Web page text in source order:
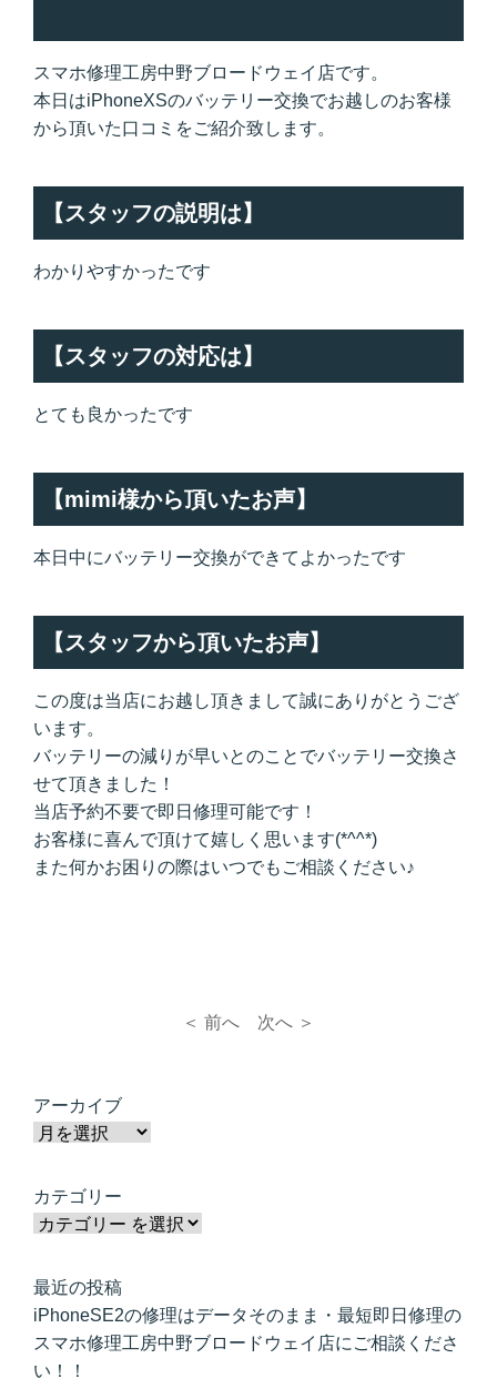
スマホ修理工房中野ブロードウェイ店です。
本日はiPhoneXSのバッテリー交換でお越しのお客様
から頂いた口コミをご紹介致します。
【スタッフの説明は】
わかりやすかったです
【スタッフの対応は】
とても良かったです
【mimi様から頂いたお声】
本日中にバッテリー交換ができてよかったです
【スタッフから頂いたお声】
この度は当店にお越し頂きまして誠にありがとうござ
います。
バッテリーの減りが早いとのことでバッテリー交換さ
せて頂きました！
当店予約不要で即日修理可能です！
お客様に喜んで頂けて嬉しく思います(*^^*)
また何かお困りの際はいつでもご相談ください♪
＜ 前へ 次へ ＞
アーカイブ
カテゴリー
最近の投稿
iPhoneSE2の修理はデータそのまま・最短即日修理の
スマホ修理工房中野ブロードウェイ店にご相談くださ
い！！